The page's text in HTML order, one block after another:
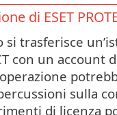
di ESET
si trasferisce
con un account
sulla
di licenza